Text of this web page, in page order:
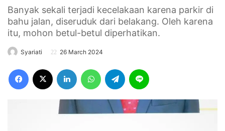
Banyak sekali terjadi kecelakaan karena parkir di
bahu jalan, diseruduk dari belakang. Oleh karena
itu, mohon betul-betul diperhatikan.
Syariati 26 March 2024
Facebook LinkedIn WhatsAppTelegram